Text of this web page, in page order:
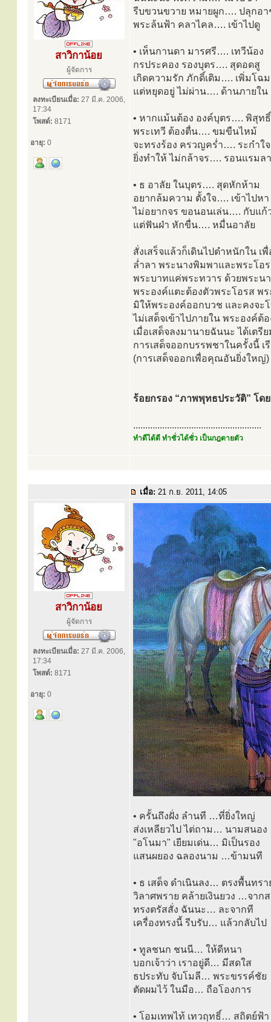
สาวิกาน้อย
ผู้จัดการ
ลงทะเบียนเมื่อ: 27 มี.ค. 2006,
17:34
โพสต์: 8171
อายุ: 0
รีบขวนขวาย หมายผูก…. ปลุกอา
พระล้นฟ้า คลาไคล…. เข้าไปดู
• เห็นกานดา มารศรี…. เทวีน้อง
กรประคอง รองบุตร…. สุดอดสู
เกิดความรัก ภักดิ์เติม…. เพิ่มโฉ
แต่หยุดอยู่ ไม่ผ่าน…. ด้านภายใน
• หากแม้นต้อง องค์บุตร…. พิสุท
พระเทวี ต้องตื่น…. ขมขืนไหม้
จะทรงร้อง ครวญคร่ำ…. ระกำใจ
ยิ่งทำให้ ไม่กล้าจร…. รอนแรมลา
• ธ อาลัย ในบุตร…. สุดหักห้าม
อยากล้มความ ตั้งใจ…. เข้าไปหา
ไม่อยากจร ขอนอนเล่น…. กับแก้
แต่ฟันฝ่า หักขื่น…. หมื่นอาลัย
สั่งเสร็จแล้วก็เดินไปตำหนักใน
ล่ำลา พระนางพิมพาและพระโอ
พระบาทแค่พระทวาร ด้วยพระน
พระองค์แตะต้องตัวพระโอรส พ
มิให้พระองค์ออกบวช และคงจะ
ไม่เสด็จเข้าไปภายใน พระองค์
เมื่อเสด็จลงมานายฉันนะ ได้เตรี
การเสด็จออกบรรพชาในครั้งนี้
(การเสด็จออกเพื่อคุณอันยิ่งใหญ่)
ร้อยกรอง “ภาพพุทธประวัติ” โด
.....................................................
ทำดีได้ดี ทำชั่วได้ชั่ว เป็นกฎตายตัว
เมื่อ: 21 ก.ย. 2011, 14:05
สาวิกาน้อย
ผู้จัดการ
ลงทะเบียนเมื่อ: 27 มี.ค. 2006,
17:34
โพสต์: 8171
อายุ: 0
• ครั้นถึงฝั่ง ลำนที …ที่ยิ่งใหญ่
ส่งเหลียวไป ไต่ถาม… นามสนอง
"อโนมา" เยียมเด่น… มิเป็นรอง
แสนผยอง ฉลองนาม …ข้ามนที
• ธ เสด็จ ดำเนินลง… ตรงพื้นทรา
วิลาศพราย คล้ายเงินยวง …จาก
ทรงตรัสสั่ง ฉันนะ… ละจากที
เครื่องทรงนี้ รีบรับ… แล้วกลับไป
• ทูลชนก ชนนี… ให้ดีหนา
บอกเจ้าว่า เราอยู่ดี… มีสดใส
ธประทับ จับโมลี… พระขรรค์ชัย
ตัดผมไว้ ในมือ… ถือโองการ
• โอมเทพไท้ เทวฤทธิ์… สถิตย์ฟ้า